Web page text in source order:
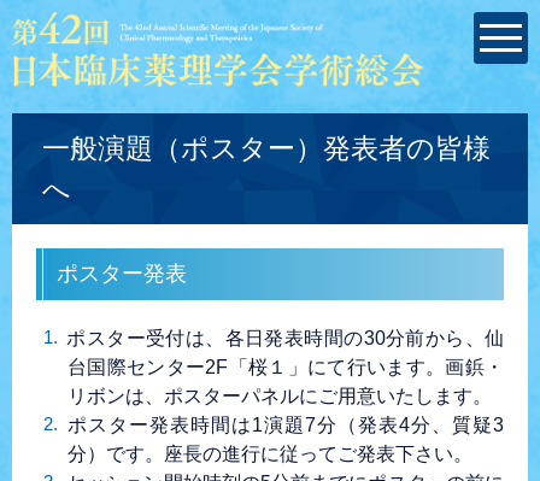
一般演題（ポスター）発表者の皆様
へ
ポスター発表
ポスター受付は、各日発表時間の30分前から、仙
台国際センター2F「桜１」にて行います。画鋲・
リボンは、ポスターパネルにご用意いたします。
ポスター発表時間は1演題7分（発表4分、質疑3
分）です。座長の進行に従ってご発表下さい。